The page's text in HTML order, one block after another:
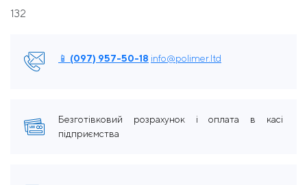
132
📱 (097) 957-50-18 info@polimer.ltd
Безготівковий розрахунок і оплата в касі
підприємства